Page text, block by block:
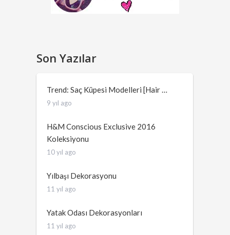
Son Yazılar
Trend: Saç Küpesi Modelleri [Hair …
9 yıl ago
H&M Conscious Exclusive 2016
Koleksiyonu
10 yıl ago
Yılbaşı Dekorasyonu
11 yıl ago
Yatak Odası Dekorasyonları
11 yıl ago